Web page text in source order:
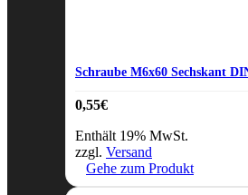
Schraube M6x60 Sechskant
0,55€
Enthält 19% MwSt.
zzgl. Versand
Gehe zum Produkt